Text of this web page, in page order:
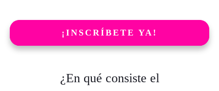
¡INSCRÍBETE YA!
¿En qué consiste el